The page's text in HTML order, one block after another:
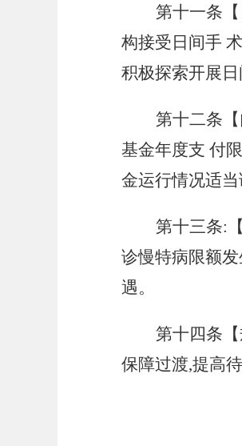
第十一条
构接受日间手
积极探索开展日
第十二条
基金年度支 付
金运行情况适
第十三条:
诊慢特病限额
遇。
第十四条
保障过渡,提高